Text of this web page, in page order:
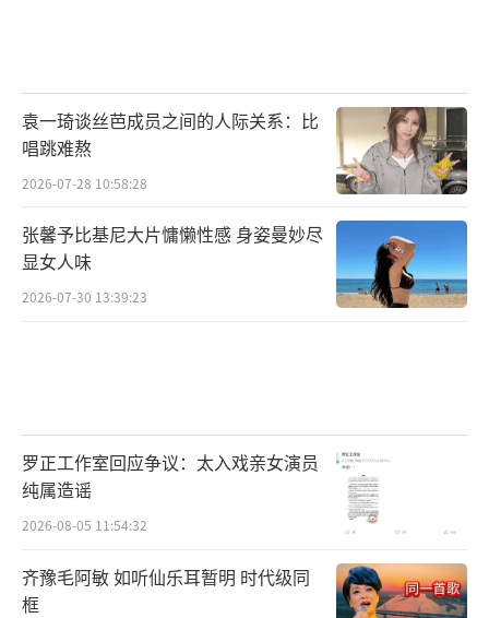
袁一琦谈丝芭成员之间的人际关系：比
唱跳难熬
2026-07-28 10:58:28
张馨予比基尼大片慵懒性感 身姿曼妙尽
显女人味
2026-07-30 13:39:23
罗正工作室回应争议：太入戏亲女演员
纯属造谣
2026-08-05 11:54:32
齐豫毛阿敏 如听仙乐耳暂明 时代级同
框